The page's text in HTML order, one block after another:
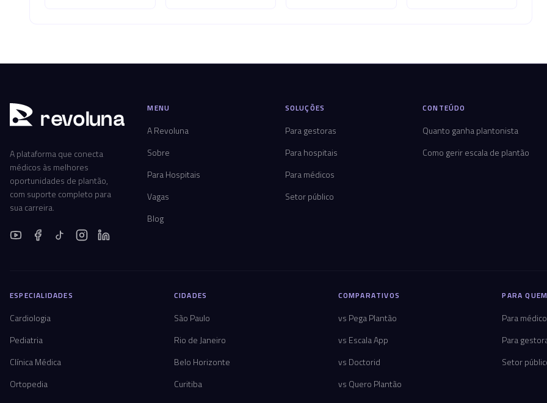
revoluna
A plataforma que conecta
médicos às melhores
oportunidades de plantão,
com suporte completo para
sua carreira.
MENU
A Revoluna
Sobre
Para Hospitais
Vagas
Blog
SOLUÇÕES
Para gestoras
Para hospitais
Para médicos
Setor público
CONTEÚDO
Quanto ganha plantonista
Como gerir escala de plantão
ESPECIALIDADES
Cardiologia
Pediatria
Clínica Médica
Ortopedia
CIDADES
São Paulo
Rio de Janeiro
Belo Horizonte
Curitiba
COMPARATIVOS
vs Pega Plantão
vs Escala App
vs Doctorid
vs Quero Plantão
PARA
Para
Para
Setor